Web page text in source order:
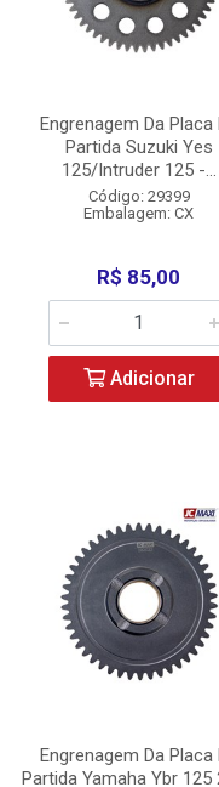
Engrenagem Da Placa
Partida Suzuki Yes
125/Intruder 125 -...
Código: 29399
Embalagem: CX
R$ 85,00
Adicionar
Engrenagem Da Placa
Partida Yamaha Ybr 125